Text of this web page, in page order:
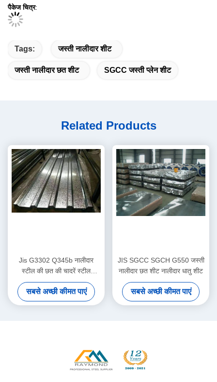
पैकेज चित्र:
Tags: जस्ती नालीदार शीट
जस्ती नालीदार छत शीट SGCC जस्ती प्लेन शीट
Related Products
Jis G3302 Q345b नालीदार
स्टील की छत की चादरें स्टील
स्ट्रक्चर हाउसिंग बिल्डिंग शीटिंग
लाइन
सबसे अच्छी कीमत पाएं
JIS SGCC SGCH G550 जस्ती
नालीदार छत शीट नालीदार धातु शीट
सबसे अच्छी कीमत पाएं